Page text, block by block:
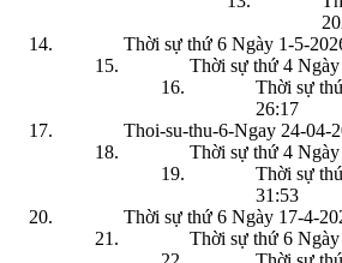
Thời sự thứ 6 Ngày 1-5-
Thời sự thứ 4
Thời sự
26:17
Thoi-su-thu-6-Ngay 24-04-
Thời sự thứ 4
Thời sự
31:53
Thời sự thứ 6 Ngày 17-4-
Thời sự thứ 6